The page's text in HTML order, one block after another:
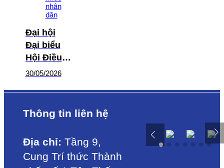
NGƯỜI
BỆNH
Đại hội
Đại biểu
Hội Điều
dưỡng
Đồng Nai
khóa VI
(nhiệm kỳ
2031):
Đoàn kết,
30/05/2026
Thông tin liên hệ
Địa chỉ: Tầng 9,
Cung Trí thức Thành